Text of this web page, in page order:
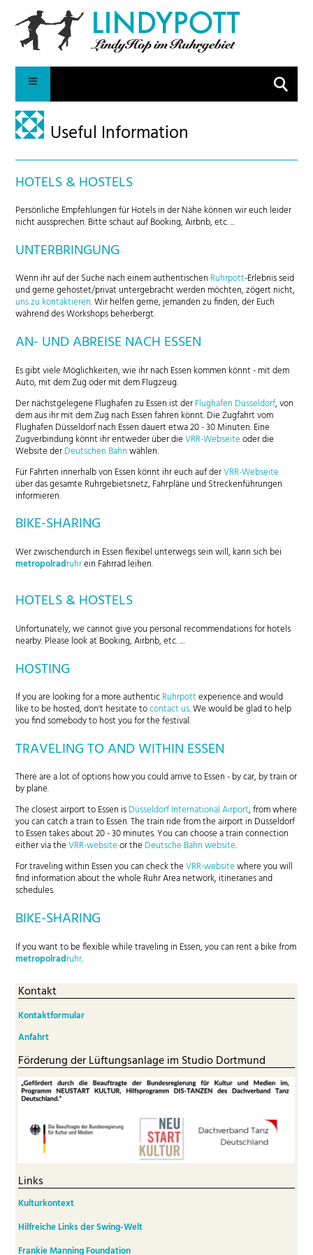
Suche
Useful Information
HOTELS & HOSTELS
Persönliche Empfehlungen für Hotels in der Nähe können wir euch leider
nicht aussprechen. Bitte schaut auf Booking, Airbnb, etc. ...
UNTERBRINGUNG
Wenn ihr auf der Suche nach einem authentischen Ruhrpott-Erlebnis seid
und gerne gehostet/privat untergebracht werden möchten, zögert nicht,
uns zu kontaktieren. Wir helfen gerne, jemanden zu finden, der Euch
während des Workshops beherbergt.
AN- UND ABREISE NACH ESSEN
Es gibt viele Möglichkeiten, wie ihr nach Essen kommen könnt - mit dem
Auto, mit dem Zug oder mit dem Flugzeug.
Der nächstgelegene Flughafen zu Essen ist derFlughafen Düsseldorf, von
dem aus ihr mit dem Zug nach Essen fahren könnt. Die Zugfahrt vom
Flughafen Düsseldorf nach Essen dauert etwa 20 - 30 Minuten. Eine
Zugverbindung könnt ihr entweder über dieVRR-Webseiteoder die
Website derDeutschen Bahnwählen.
Für Fahrten innerhalb von Essen könnt ihr euch auf derVRR-Webseite
über das gesamte Ruhrgebietsnetz, Fahrpläne und Streckenführungen
informieren.
BIKE-SHARING
Wer zwischendurch in Essen flexibel unterwegs sein will, kann sich bei
metropolradruhrein Fahrrad leihen.
HOTELS & HOSTELS
Unfortunately, we cannot give you personal recommendations for hotels
nearby. Please look at Booking, Airbnb, etc. ....
HOSTING
If you are looking for a more authenticRuhrpottexperience and would
like to be hosted, don't hesitate tocontact us. We would be glad to help
you find somebody to host you for the festival.
TRAVELING TO AND WITHIN ESSEN
There are a lot of options how you could arrive to Essen - by car, by train or
by plane.
The closest airport to Essen isDüsseldorf International Airport, from where
you can catch a train to Essen. The train ride from the airport in Düsseldorf
to Essen takes about 20 - 30 minutes. You can choose a train connection
either via theVRR-websiteor the Deutsche Bahn website.
For traveling within Essen you can check theVRR-websitewhere you will
find information about the whole Ruhr Area network, itineraries and
schedules.
BIKE-SHARING
If you want to be flexible while traveling in Essen, you can rent a bike from
metropolradruhr.
Kontakt
Kontaktformular
Anfahrt
Förderung der Lüftungsanlage im Studio Dortmund
Links
Kulturkontext
Hilfreiche Links der Swing-Welt
Frankie Manning Foundation